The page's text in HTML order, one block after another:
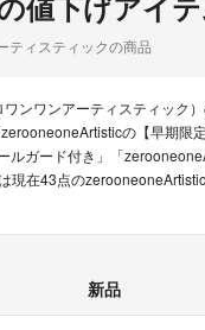
ティスティックの商品
ンワンアーティスティック
zerooneoneArtisticの【早
ルガード付き」「
現在43点の
新品